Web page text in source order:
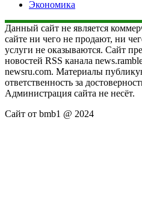
Экономика
Данный сайт не является
сайте ни чего не продают, ни
услуги не оказываются. Сайт
новостей RSS канала
newsru.com. Материалы
ответственность за
Администрация сайта не несёт.
Сайт от bmb1 @ 2024